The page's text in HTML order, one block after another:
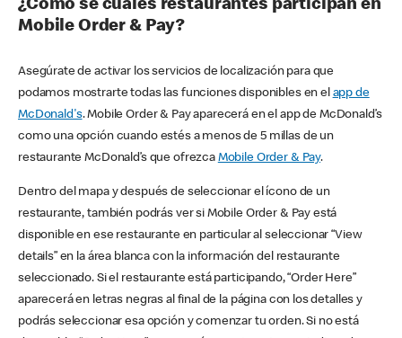
¿Cómo sé cuáles restaurantes participan en
Mobile Order & Pay?
Asegúrate de activar los servicios de localización para que
podamos mostrarte todas las funciones disponibles en el app de
McDonald's. Mobile Order & Pay aparecerá en el app de McDonald’s
como una opción cuando estés a menos de 5 millas de un
restaurante McDonald’s que ofrezca Mobile Order & Pay.
Dentro del mapa y después de seleccionar el ícono de un
restaurante, también podrás ver si Mobile Order & Pay está
disponible en ese restaurante en particular al seleccionar “View
details” en la área blanca con la información del restaurante
seleccionado. Si el restaurante está participando, “Order Here”
aparecerá en letras negras al final de la página con los detalles y
podrás seleccionar esa opción y comenzar tu orden. Si no está